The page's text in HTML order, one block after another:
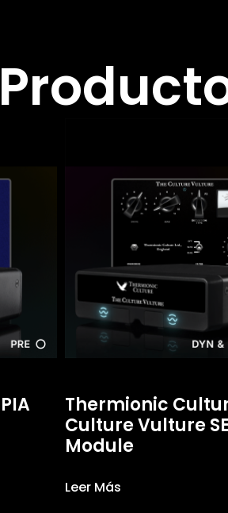
Thermionic
Culture Vulture
Module
Leer Más